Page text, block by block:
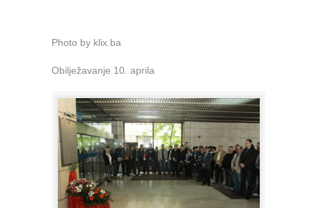
Photo by klix.ba
Obilježavanje 10. aprila